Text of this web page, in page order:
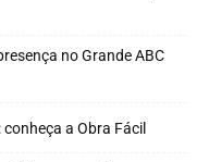
no Grande ABC
a Obra Fácil